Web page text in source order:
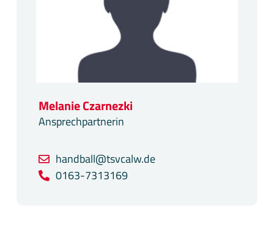
Melanie Czarnezki
Ansprechpartnerin
handball@tsvcalw.de
0163-7313169